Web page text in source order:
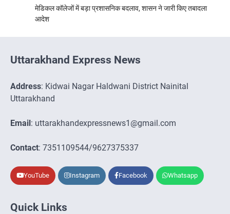
मेडिकल कॉलेजों में बड़ा प्रशासनिक बदलाव, शासन ने जारी किए तबादला
आदेश
Uttarakhand Express News
Address: Kidwai Nagar Haldwani District Nainital
Uttarakhand
Email: uttarakhandexpressnews1@gmail.com
Contact: 7351109544/9627375337
YouTube Instagram Facebook Whatsapp
Quick Links